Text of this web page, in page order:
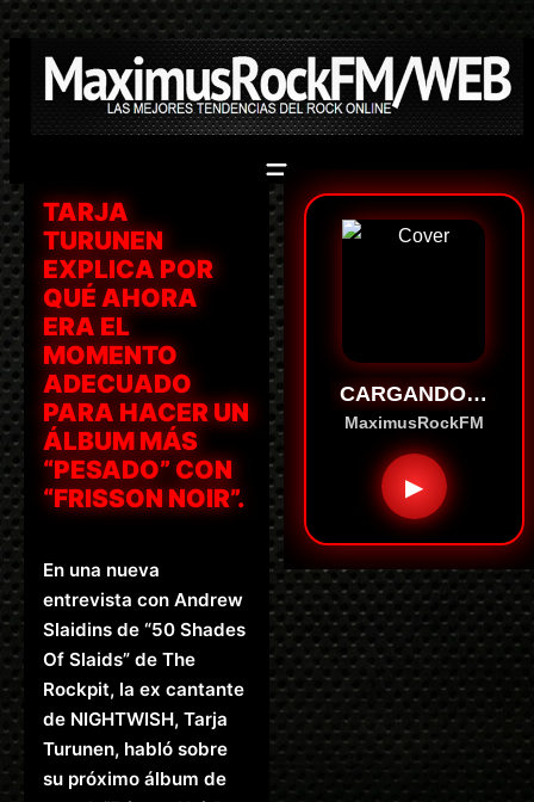
Saltar
al
contenido
TARJA
TURUNEN
EXPLICA POR
QUÉ AHORA
ERA EL
MOMENTO
ADECUADO
PARA HACER UN
ÁLBUM MÁS
“PESADO” CON
“FRISSON NOIR”.
En una nueva
entrevista con Andrew
Slaidins de “50 Shades
Of Slaids” de The
Rockpit, la ex cantante
de NIGHTWISH, Tarja
Turunen, habló sobre
su próximo álbum de
CARGANDO…
MaximusRockFM
▶